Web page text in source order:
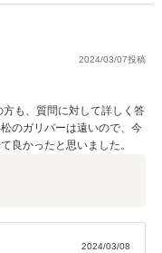
2024/03/07投稿
も、質問に対して詳しく答
のガリバーは遠いので、今
良かったと思いました。
2024/03/08